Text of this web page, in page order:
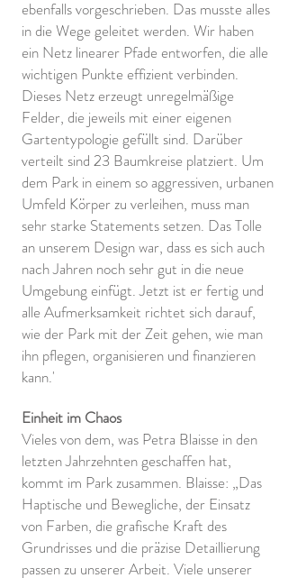
ebenfalls vorgeschrieben. Das musste alles
in die Wege geleitet werden. Wir haben
ein Netz linearer Pfade entworfen, die alle
wichtigen Punkte effizient verbinden.
Dieses Netz erzeugt unregelmäßige
Felder, die jeweils mit einer eigenen
Gartentypologie gefüllt sind. Darüber
verteilt sind 23 Baumkreise platziert. Um
dem Park in einem so aggressiven, urbanen
Umfeld Körper zu verleihen, muss man
sehr starke Statements setzen. Das Tolle
an unserem Design war, dass es sich auch
nach Jahren noch sehr gut in die neue
Umgebung einfügt. Jetzt ist er fertig und
alle Aufmerksamkeit richtet sich darauf,
wie der Park mit der Zeit gehen, wie man
ihn pflegen, organisieren und finanzieren
kann.'
Einheit im Chaos
Vieles von dem, was Petra Blaisse in den
letzten Jahrzehnten geschaffen hat,
kommt im Park zusammen. Blaisse: „Das
Haptische und Bewegliche, der Einsatz
von Farben, die grafische Kraft des
Grundrisses und die präzise Detaillierung
passen zu unserer Arbeit. Viele unserer